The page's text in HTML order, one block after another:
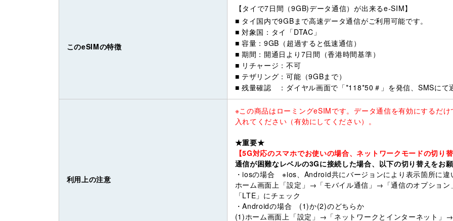
このeSIMの特徴
【タイで7日間（9GB)データ通信）が出来るe-SIM】
■ タイ国内で9GBまで高速データ通信がご利用可能です。
■ 対象国：タイ「DTAC」
■ 容量：9GB（超過すると低速通信）
■ 期間：開通日より7日間（香港時間基準）
■ リチャージ：不可
■ テザリング：可能（9GBまで）
■ 残量確認 ：ダイヤル画面で「*118*50＃」を発信、SMSにて
利用上の注意
※この商品はローミングeSIMです。データ通信を有効にするだ
入れてください（有効にしてください）。
★重要★
【5G対応のスマホでお使いの場合、ネットワークモードの切り
通信が困難なレベルの3Gに接続した場合、以下の切り替えをお
・iosの場合 ※ios、Android共にバージョンにより表示箇所に違
ホーム画面上「設定」→「モバイル通信」→「通信のオプショ
「LTE」にチェック
・Androidの場合 (1)か(2)のどちらか
(1)ホーム画面上「設定」→「ネットワークとインターネット